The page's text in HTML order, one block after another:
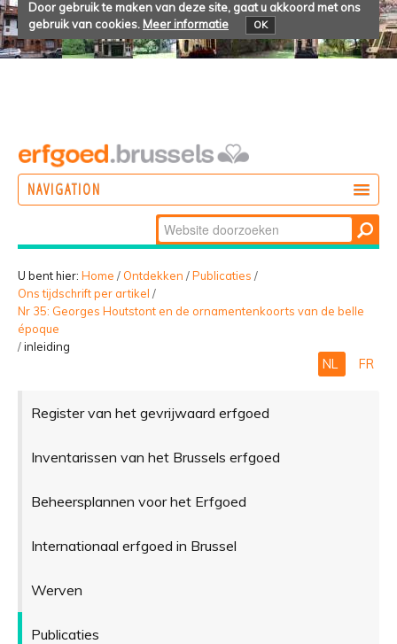
Door gebruik te maken van deze site, gaat u akkoord met ons
gebruik van cookies. Meer informatie OK
NAVIGATION
BELEVEN
Zoek
Geavanceerd
zoeken...
U bent hier: Home / Ontdekken /Publicaties /
Ons tijdschrift per artikel /
Nr 35: Georges Houtstont en de ornamentenkoorts van de belle
époque
/inleiding
NL FR
Register van het gevrijwaard erfgoed
Inventarissen van het Brussels erfgoed
Beheersplannen voor het Erfgoed
Internationaal erfgoed in Brussel
Werven
Publicaties